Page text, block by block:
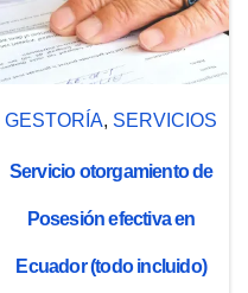
GESTORÍA, SERVICIOS
Servicio otorgamiento de
Posesión efectiva en
Ecuador (todo incluido)